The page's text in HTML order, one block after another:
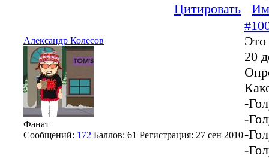
Цитировать
Александр Колесов
Фанат
Сообщений: 172 Баллов: 61 Регистрация: 27 сен 2010
Это
20
-
-
-
-